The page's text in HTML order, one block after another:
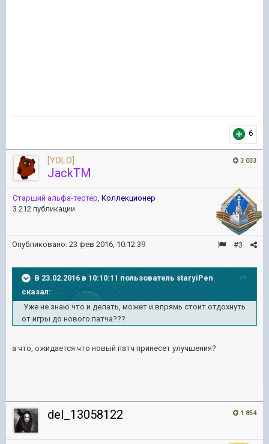
6
3 033
[YOLO]
JackTM
Старший альфа-тестер, Коллекционер
3 212 публикации
#3
Опубликовано: 23 фев 2016, 10:12:39
В 23.02.2016 в 10:10:11 пользователь staryiPen
сказал:
Уже не знаю что и делать, может и впрямь стоит отдохнуть
от игры до нового патча???
а что, ожидается что новый патч принесет улучшения?
1 854
del_13058122